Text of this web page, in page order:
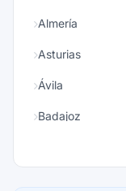
Almería
Asturias
Ávila
Badajoz